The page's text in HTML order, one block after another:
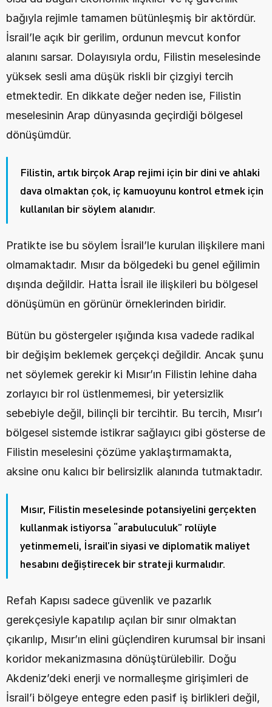
bağıyla rejimle tamamen bütünleşmiş bir aktördür.
İsrail’le açık bir gerilim, ordunun mevcut konfor
alanını sarsar. Dolayısıyla ordu, Filistin meselesinde
yüksek sesli ama düşük riskli bir çizgiyi tercih
etmektedir. En dikkate değer neden ise, Filistin
meselesinin Arap dünyasında geçirdiği bölgesel
dönüşümdür.
Filistin, artık birçok Arap rejimi için bir dini ve ahlaki
dava olmaktan çok, iç kamuoyunu kontrol etmek için
kullanılan bir söylem alanıdır.
Pratikte ise bu söylem İsrail’le kurulan ilişkilere mani
olmamaktadır. Mısır da bölgedeki bu genel eğilimin
dışında değildir. Hatta İsrail ile ilişkileri bu bölgesel
dönüşümün en görünür örneklerinden biridir.
Bütün bu göstergeler ışığında kısa vadede radikal
bir değişim beklemek gerçekçi değildir. Ancak şunu
net söylemek gerekir ki Mısır’ın Filistin lehine daha
zorlayıcı bir rol üstlenmemesi, bir yetersizlik
sebebiyle değil, bilinçli bir tercihtir. Bu tercih, Mısır’ı
bölgesel sistemde istikrar sağlayıcı gibi gösterse de
Filistin meselesini çözüme yaklaştırmamakta,
aksine onu kalıcı bir belirsizlik alanında tutmaktadır.
Mısır, Filistin meselesinde potansiyelini gerçekten
kullanmak istiyorsa “arabuluculuk” rolüyle
yetinmemeli, İsrail’in siyasi ve diplomatik maliyet
hesabını değiştirecek bir strateji kurmalıdır.
Refah Kapısı sadece güvenlik ve pazarlık
gerekçesiyle kapatılıp açılan bir sınır olmaktan
çıkarılıp, Mısır’ın elini güçlendiren kurumsal bir insani
koridor mekanizmasına dönüştürülebilir. Doğu
Akdeniz’deki enerji ve normalleşme girişimleri de
İsrail’i bölgeye entegre eden pasif iş birlikleri değil,